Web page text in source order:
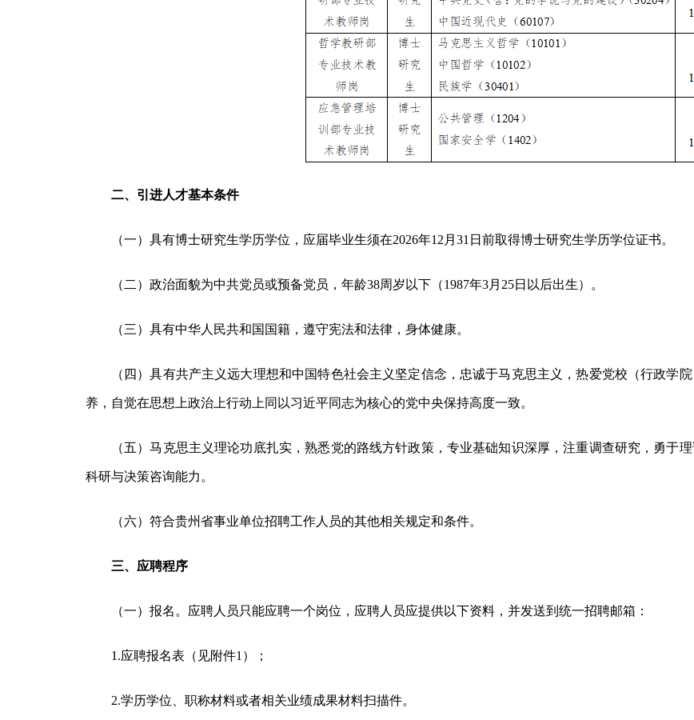
二、引进人才基本条件
（一）具有博士研究生学历学位，应届毕业生须在2026年12月31日前取得博士研究生学历学位证书。
（二）政治面貌为中共党员或预备党员，年龄38周岁以下（1987年3月25日以后出生）。
（三）具有中华人民共和国国籍，遵守宪法和法律，身体健康。
（四）具有共产主义远大理想和中国特色社会主义坚定信念，忠诚于马克思主义，热爱党校（行政学
养，自觉在思想上政治上行动上同以习近平同志为核心的党中央保持高度一致。
（五）马克思主义理论功底扎实，熟悉党的路线方针政策，专业基础知识深厚，注重调查研究，勇于
科研与决策咨询能力。
（六）符合贵州省事业单位招聘工作人员的其他相关规定和条件。
三、应聘程序
（一）报名。应聘人员只能应聘一个岗位，应聘人员应提供以下资料，并发送到统一招聘邮箱：
1.应聘报名表（见附件1）；
2.学历学位、职称材料或者相关业绩成果材料扫描件。